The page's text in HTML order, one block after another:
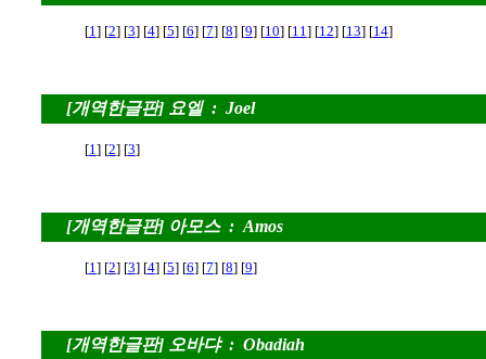
[1] [2] [3] [4] [5] [6] [7] [8] [9] [10] [11] [12] [13] [14]
[개역한글판] 요엘 : Joel
[1] [2] [3]
[개역한글판] 아모스 : Amos
[1] [2] [3] [4] [5] [6] [7] [8] [9]
[개역한글판] 오바댜 : Obadiah